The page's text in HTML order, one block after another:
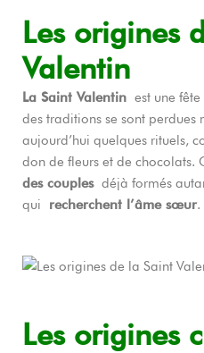
Les origines
Valentin
La Saint Valentin est une
des traditions se sont perdues
aujourd’hui quelques rituels,
don de fleurs et de chocolats.
des couplesdéjà formés
qui recherchent l’âme sœur.
Les origines